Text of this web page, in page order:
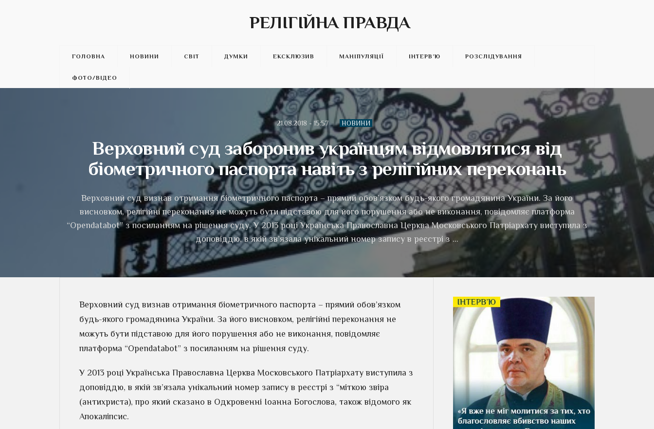
РЕЛІГІЙНА ПРАВДА
ГОЛОВНА НОВИНИ СВІТ ДУМКИ ЕКСКЛЮЗИВ МАНІПУЛЯЦІЇ ІНТЕРВ’Ю РОЗСЛІДУВАННЯ
ФОТО/ВІДЕО
21.08.2018 - 15:57 НОВИНИ
Верховний суд заборонив українцям відмовлятися від
біометричного паспорта навіть з релігійних переконань
Верховний суд визнав отримання біометричного паспорта – прямий обов’язком будь-якого громадянина України. За його
висновком, релігійні переконання не можуть бути підставою для його порушення або не виконання, повідомляє платформа
“Opendatabot” з посиланням на рішення суду. У 2013 році Українська Православна Церква Московського Патріархату виступила з
доповіддю, в якій зв’язала унікальний номер запису в реєстрі з …
Верховний суд визнав отримання біометричного паспорта – прямий обов’язком
будь-якого громадянина України. За його висновком, релігійні переконання не
можуть бути підставою для його порушення або не виконання, повідомляє
платформа “Opendatabot” з посиланням на рішення суду.
У 2013 році Українська Православна Церква Московського Патріархату виступила з
доповіддю, в якій зв’язала унікальний номер запису в реєстрі з “міткою звіра
(антихриста), про який сказано в Одкровенні Іоанна Богослова, також відомого як
Апокаліпсис.